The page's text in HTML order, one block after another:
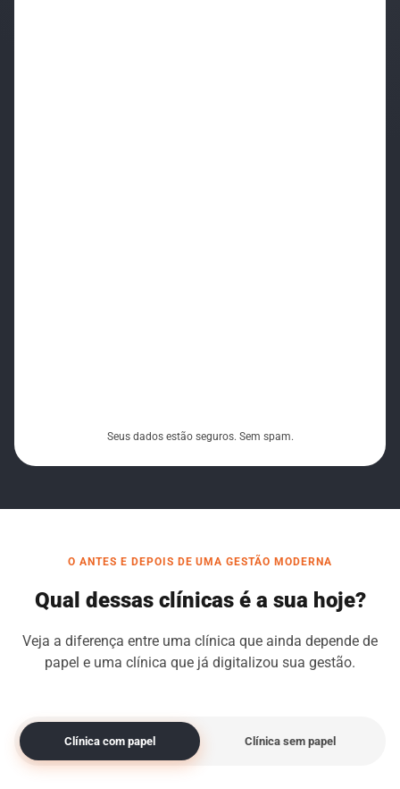
Seus dados estão seguros. Sem spam.
O ANTES E DEPOIS DE UMA GESTÃO MODERNA
Qual dessas clínicas é a sua hoje?
Veja a diferença entre uma clínica que ainda depende de
papel e uma clínica que já digitalizou sua gestão.
Clínica com papel Clínica sem papel